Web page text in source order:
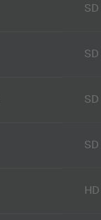
SD
SD
SD
SD
HD